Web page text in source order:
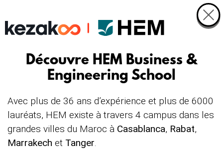
Découvre HEM Business &
Engineering School
Avec plus de 36 ans d’expérience et plus de 6000
lauréats, HEM existe à travers 4 campus dans les
grandes villes du Maroc à Casablanca, Rabat,
Marrakech et Tanger.